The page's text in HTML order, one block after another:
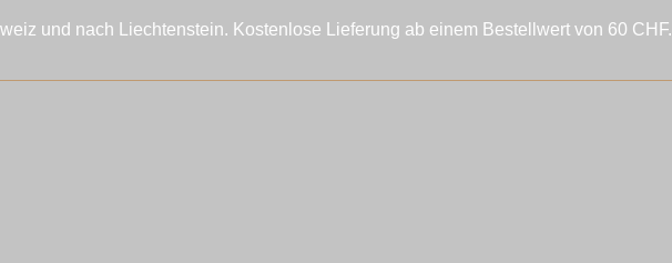
und nach Liechtenstein. Kostenlose Lieferung ab einem Bestellwert von 60 CHF.